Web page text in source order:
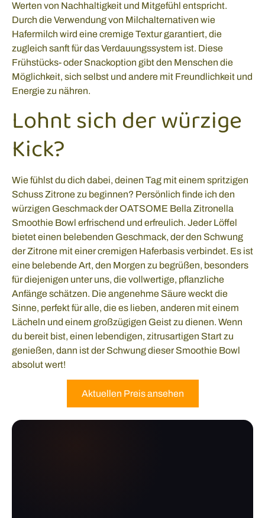
Werten von Nachhaltigkeit und Mitgefühl entspricht.
Durch die Verwendung von Milchalternativen wie
Hafermilch wird eine cremige Textur garantiert, die
zugleich sanft für das Verdauungssystem ist. Diese
Frühstücks- oder Snackoption gibt den Menschen die
Möglichkeit, sich selbst und andere mit Freundlichkeit und
Energie zu nähren.
Lohnt sich der würzige
Kick?
Wie fühlst du dich dabei, deinen Tag mit einem spritzigen
Schuss Zitrone zu beginnen? Persönlich finde ich den
würzigen Geschmack der OATSOME Bella Zitronella
Smoothie Bowl erfrischend und erfreulich. Jeder Löffel
bietet einen belebenden Geschmack, der den Schwung
der Zitrone mit einer cremigen Haferbasis verbindet. Es ist
eine belebende Art, den Morgen zu begrüßen, besonders
für diejenigen unter uns, die vollwertige, pflanzliche
Anfänge schätzen. Die angenehme Säure weckt die
Sinne, perfekt für alle, die es lieben, anderen mit einem
Lächeln und einem großzügigen Geist zu dienen. Wenn
du bereit bist, einen lebendigen, zitrusartigen Start zu
genießen, dann ist der Schwung dieser Smoothie Bowl
absolut wert!
Aktuellen Preis ansehen